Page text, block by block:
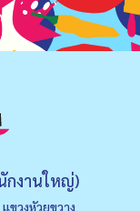
กงานใหญ่)
วงหัวยขวาง